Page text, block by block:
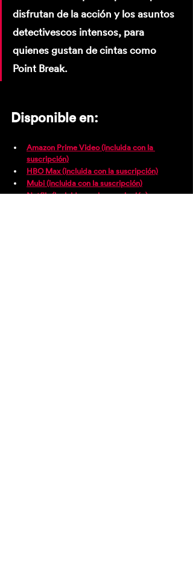
disfrutan de la acción y los asuntos
detectivescos intensos, para
quienes gustan de cintas como
Point Break.
Disponible en:
Amazon Prime Video (incluida con la
suscripción)
HBO Max (incluida con la suscripción)
Mubi (incluida con la suscripción)
Netflix (incluida con la suscripción)